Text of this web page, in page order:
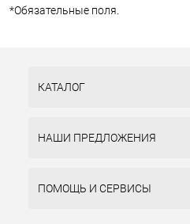
*Обязательные поля.
КАТАЛОГ
НАШИ ПРЕДЛОЖЕНИЯ
ПОМОЩЬ И СЕРВИСЫ